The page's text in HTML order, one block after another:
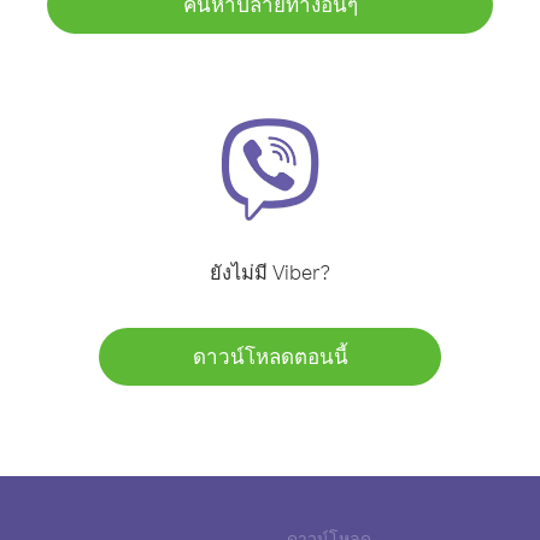
ยังไม่มี Viber?
ดาวน์โหลดตอนนี้